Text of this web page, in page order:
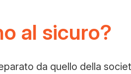
al sicuro?
da quello della